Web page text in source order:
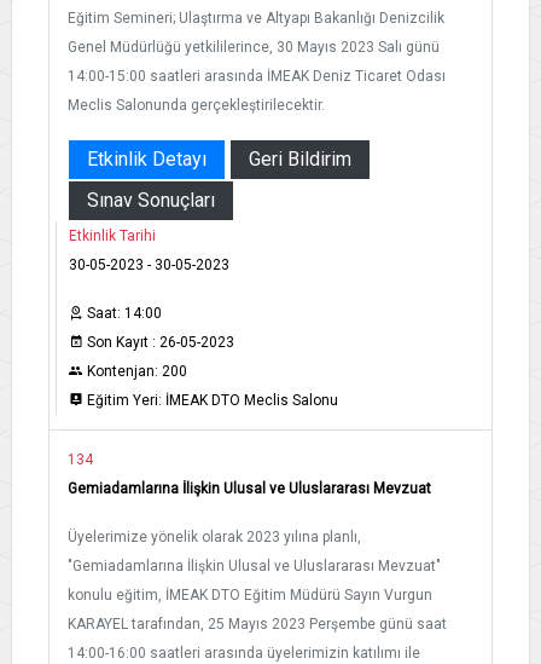
Eğitim Semineri; Ulaştırma ve Altyapı Bakanlığı Denizcilik
Genel Müdürlüğü yetkililerince, 30 Mayıs 2023 Salı günü
14:00-15:00 saatleri arasında İMEAK Deniz Ticaret Odası
Meclis Salonunda gerçekleştirilecektir.
Etkinlik Detayı
Geri Bildirim
Sınav Sonuçları
Etkinlik Tarihi
30-05-2023 - 30-05-2023
Saat: 14:00
Son Kayıt : 26-05-2023
Kontenjan: 200
Eğitim Yeri: İMEAK DTO Meclis Salonu
134
Gemiadamlarına İlişkin Ulusal ve Uluslararası Mevzuat
Üyelerimize yönelik olarak 2023 yılına planlı,
"Gemiadamlarına İlişkin Ulusal ve Uluslararası Mevzuat"
konulu eğitim, İMEAK DTO Eğitim Müdürü Sayın Vurgun
KARAYEL tarafından, 25 Mayıs 2023 Perşembe günü saat
14:00-16:00 saatleri arasında üyelerimizin katılımı ile